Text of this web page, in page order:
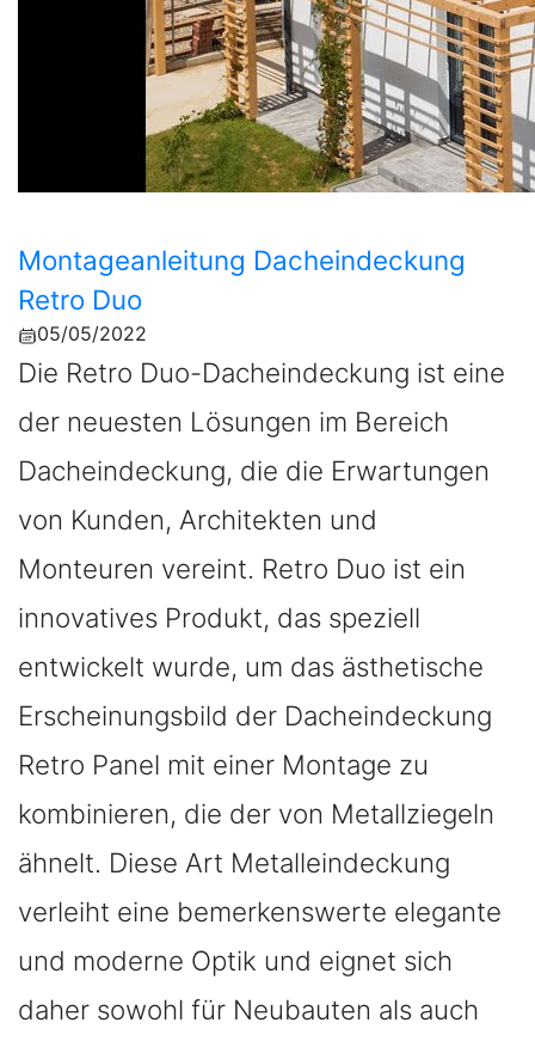
Montageanleitung Dacheindeckung
Retro Duo
05/05/2022
Die Retro Duo-Dacheindeckung ist eine
der neuesten Lösungen im Bereich
Dacheindeckung, die die Erwartungen
von Kunden, Architekten und
Monteuren vereint. Retro Duo ist ein
innovatives Produkt, das speziell
entwickelt wurde, um das ästhetische
Erscheinungsbild der Dacheindeckung
Retro Panel mit einer Montage zu
kombinieren, die der von Metallziegeln
ähnelt. Diese Art Metalleindeckung
verleiht eine bemerkenswerte elegante
und moderne Optik und eignet sich
daher sowohl für Neubauten als auch